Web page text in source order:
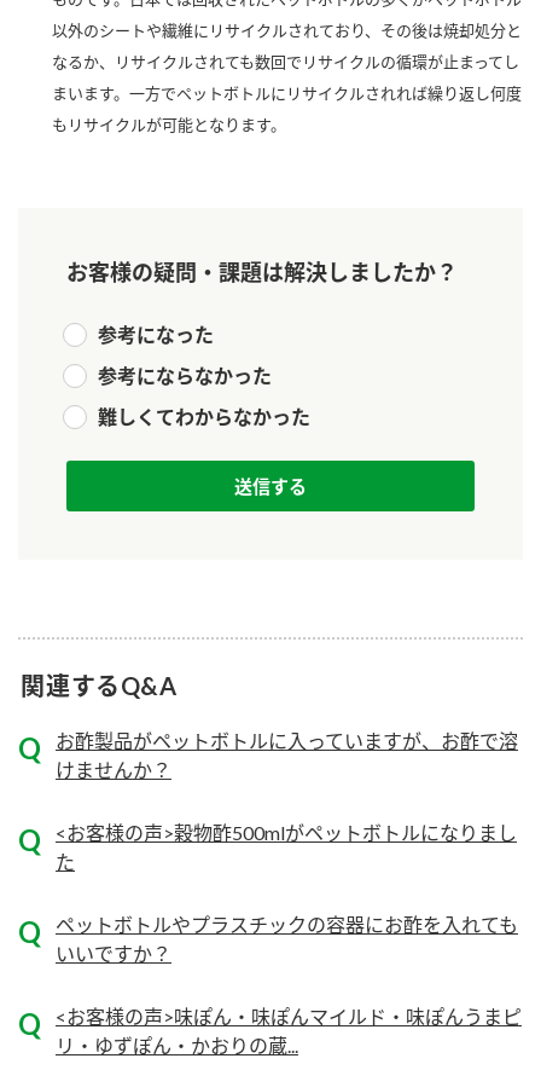
みりん風・料理酒 鍋用調味料
つゆ
ふりかけ おすしの素
炊き込みご飯の素
ブランド・スペシャルサイト
ブランド・スペシャルサイト トップ
カンタン酢
味ぽん
ぽん酢
千夜
スペシャルサイト
すしラボ
ぽん酢サワー
納豆の豆知識
鍋奉行マニュアル
ミツカンのCM
ロングセラー商品 ＋ おすすめレシピ
ミツカングループについて
企業理念
ミツカンを知る
環境への取り組み
ZENB initiative
各部門が大切にしていること
採用情報
ニュースリリース
お客様の声をいかしました
販売終了製品のご案内
よくあるご質問
地図から取り扱い店舗を探す
以外のシートや繊維にリサイクルされており、その後は焼却処分と
なるか、リサイクルされても数回でリサイクルの循環が止まってし
まいます。一方でペットボトルにリサイクルされれば繰り返し何度
もリサイクルが可能となります。
お客様の疑問・課題は解決しましたか？
参考になった
参考にならなかった
難しくてわからなかった
関連するQ&A
お酢製品がペットボトルに入っていますが、お酢で溶
けませんか？
<お客様の声>穀物酢500mlがペットボトルになりまし
た
ペットボトルやプラスチックの容器にお酢を入れても
いいですか？
<お客様の声>味ぽん・味ぽんマイルド・味ぽんうまピ
リ・ゆずぽん・かおりの蔵...